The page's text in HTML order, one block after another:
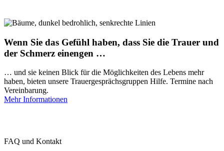
Wenn Sie das Gefühl haben, dass Sie die Trauer und
der Schmerz einengen …
… und sie keinen Blick für die Möglichkeiten des Lebens mehr
haben, bieten unsere Trauergesprächsgruppen Hilfe. Termine nach
Vereinbarung.
Mehr Informationen
FAQ und Kontakt